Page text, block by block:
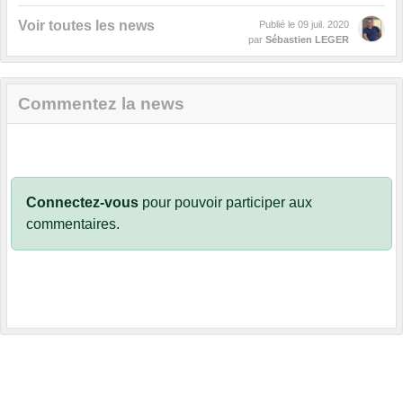
Voir toutes les news Publié le 09 juil. 2020
par Sébastien LEGER
Commentez la news
Connectez-vous pour pouvoir participer aux
commentaires.